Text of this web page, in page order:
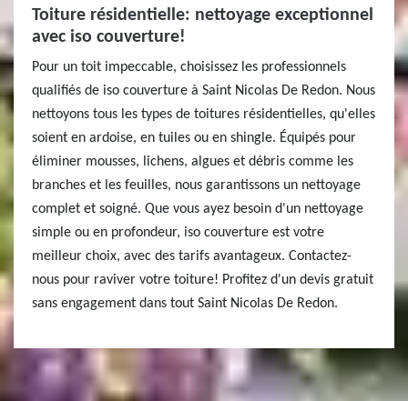
Toiture résidentielle: nettoyage exceptionnel
avec iso couverture!
Pour un toit impeccable, choisissez les professionnels
qualifiés de iso couverture à Saint Nicolas De Redon. Nous
nettoyons tous les types de toitures résidentielles, qu'elles
soient en ardoise, en tuiles ou en shingle. Équipés pour
éliminer mousses, lichens, algues et débris comme les
branches et les feuilles, nous garantissons un nettoyage
complet et soigné. Que vous ayez besoin d'un nettoyage
simple ou en profondeur, iso couverture est votre
meilleur choix, avec des tarifs avantageux. Contactez-
nous pour raviver votre toiture! Profitez d'un devis gratuit
sans engagement dans tout Saint Nicolas De Redon.